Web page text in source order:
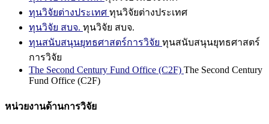
ทุนวิจัยต่างประเทศ ทุนวิจัยต่างประเทศ
ทุนวิจัย สบจ. ทุนวิจัย สบจ.
ทุนสนับสนุนยุทธศาสตร์การวิจัย ทุนสนับสนุนยุทธศาสตร์
การวิจัย
The Second Century Fund Office (C2F) The Second Century
Fund Office (C2F)
หน่วยงานด้านการวิจัย